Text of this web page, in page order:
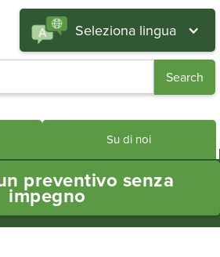
Seleziona lingua
Su di noi
preventivo senza
impegno